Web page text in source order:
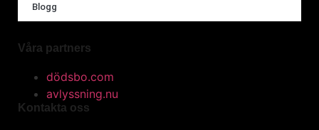
Blogg
Våra partners
dödsbo.com
avlyssning.nu
Kontakta oss